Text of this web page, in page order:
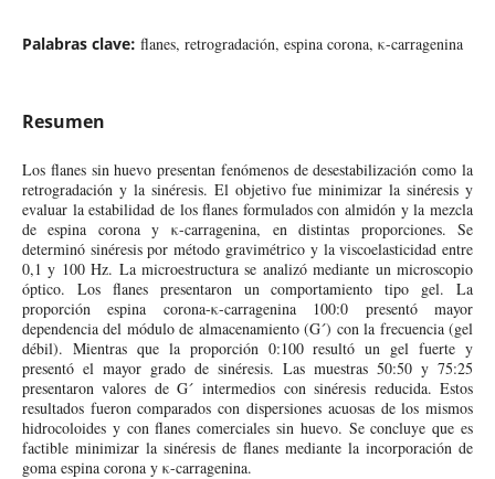
Palabras clave: flanes, retrogradación, espina corona, κ-carragenina
Resumen
Los flanes sin huevo presentan fenómenos de desestabilización como la
retrogradación y la sinéresis. El objetivo fue minimizar la sinéresis y
evaluar la estabilidad de los flanes formulados con almidón y la mezcla
de espina corona y κ-carragenina, en distintas proporciones. Se
determinó sinéresis por método gravimétrico y la viscoelasticidad entre
0,1 y 100 Hz. La microestructura se analizó mediante un microscopio
óptico. Los flanes presentaron un comportamiento tipo gel. La
proporción espina corona-κ-carragenina 100:0 presentó mayor
dependencia del módulo de almacenamiento (G´) con la frecuencia (gel
débil). Mientras que la proporción 0:100 resultó un gel fuerte y
presentó el mayor grado de sinéresis. Las muestras 50:50 y 75:25
presentaron valores de G´ intermedios con sinéresis reducida. Estos
resultados fueron comparados con dispersiones acuosas de los mismos
hidrocoloides y con flanes comerciales sin huevo. Se concluye que es
factible minimizar la sinéresis de flanes mediante la incorporación de
goma espina corona y κ-carragenina.